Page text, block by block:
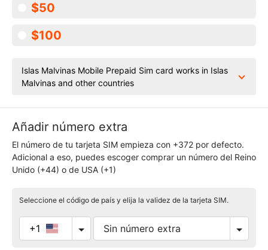
$50
$100
Islas Malvinas Mobile Prepaid Sim card works in Islas
Malvinas and other countries
Añadir número extra
El número de tu tarjeta SIM empieza con +372 por defecto.
Adicional a eso, puedes escoger comprar un número del Reino
Unido (+44) o de USA (+1)
Seleccione el código de país y elija la validez de la tarjeta SIM.
+1